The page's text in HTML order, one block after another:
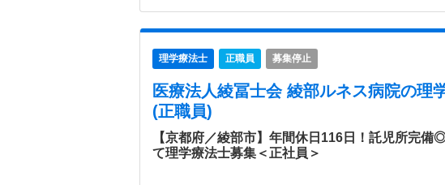
理学療法士 正職員 募集停止
医療法人綾冨士会 綾部ルネス病院の理
(正職員)
【京都府／綾部市】年間休日116日！託児所完備
て理学療法士募集＜正社員＞